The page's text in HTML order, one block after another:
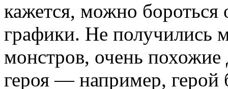
кажется, можно
графики. Не получились
монстров, очень похожие
героя — например, герой